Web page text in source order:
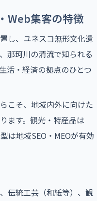
Web集客の特徴
し、ユネスコ無形文化遺
那珂川の清流で知られる
活・経済の拠点のひとつ
こそ、地域内外に向けた
ます。観光・特産品は
は地域SEO・MEOが有効
伝統工芸（和紙等）、観